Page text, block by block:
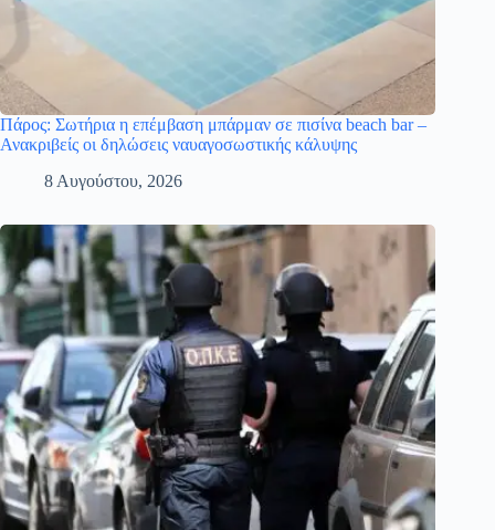
Πάρος: Σωτήρια η επέμβαση μπάρμαν σε πισίνα beach bar –
Ανακριβείς οι δηλώσεις ναυαγοσωστικής κάλυψης
8 Αυγούστου, 2026